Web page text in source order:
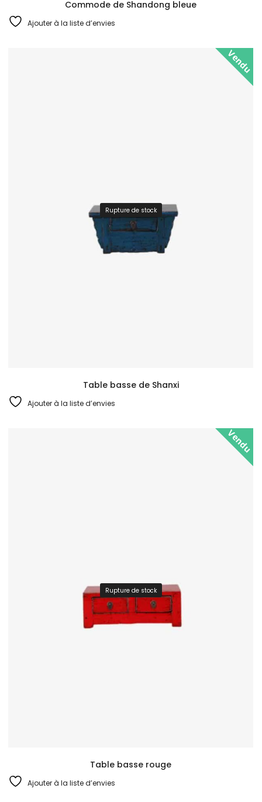
Commode de Shandong bleue
Ajouter à la liste d’envies
Vendu
Rupture de stock
Table basse de Shanxi
Ajouter à la liste d’envies
Vendu
Rupture de stock
Table basse rouge
Ajouter à la liste d’envies